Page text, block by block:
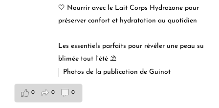
🤍 Nourrir avec le Lait Corps Hydrazone pour
préserver confort et hydratation au quotidien
Les essentiels parfaits pour révéler une peau su
blimée tout l’été ⛱️
Photos de la publication de Guinot
0 0 0